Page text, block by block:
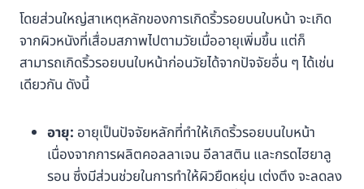
โดยส่วนใหญ่สาเหตุหลักของการเกิดริ้วรอยบนใบหน้า จะเกิด
จากผิวหนังที่เสื่อมสภาพไปตามวัยเมื่ออายุเพิ่มขึ้น แต่ก็
สามารถเกิดริ้วรอยบนใบหน้าก่อนวัยได้จากปัจจัยอื่น ๆ ได้เช่น
เดียวกัน ดังนี้
อายุ: อายุเป็นปัจจัยหลักที่ทำให้เกิดริ้วรอยบนใบหน้า
เนื่องจากการผลิตคอลลาเจน อีลาสติน และกรดไฮยาลู
รอน ซึ่งมีส่วนช่วยในการทำให้ผิวยืดหยุ่น เต่งตึง จะลดลง